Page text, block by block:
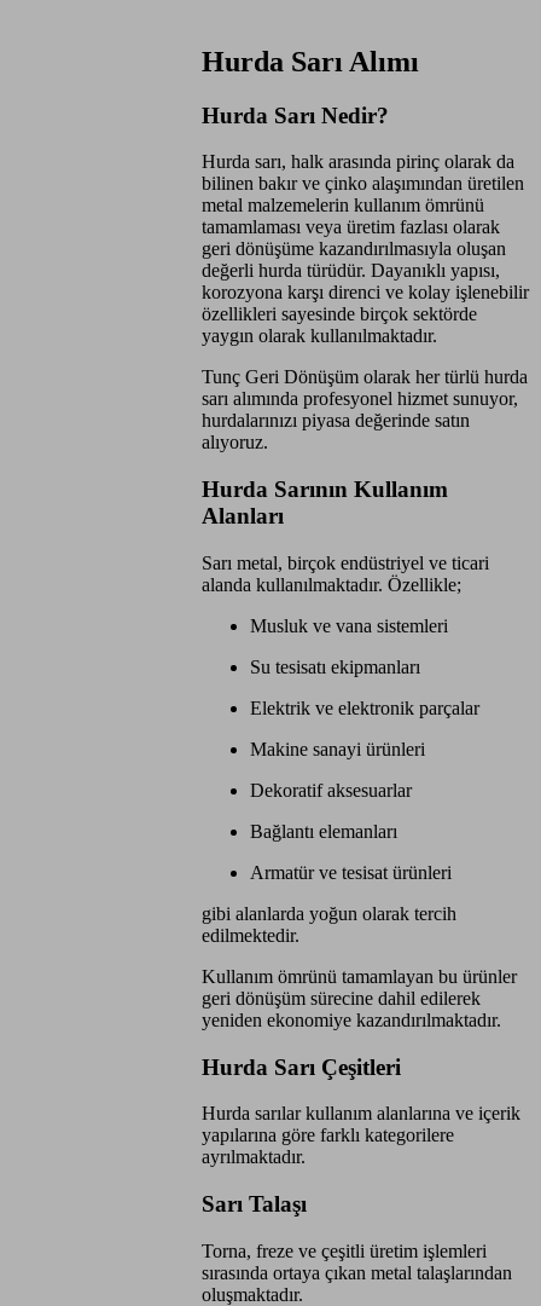
Hurda Sarı Alımı
Hurda Sarı Nedir?
Hurda sarı, halk arasında pirinç olarak da
bilinen bakır ve çinko alaşımından üretilen
metal malzemelerin kullanım ömrünü
tamamlaması veya üretim fazlası olarak
geri dönüşüme kazandırılmasıyla oluşan
değerli hurda türüdür. Dayanıklı yapısı,
korozyona karşı direnci ve kolay işlenebilir
özellikleri sayesinde birçok sektörde
yaygın olarak kullanılmaktadır.
Tunç Geri Dönüşüm olarak her türlü hurda
sarı alımında profesyonel hizmet sunuyor,
hurdalarınızı piyasa değerinde satın
alıyoruz.
Hurda Sarının Kullanım
Alanları
Sarı metal, birçok endüstriyel ve ticari
alanda kullanılmaktadır. Özellikle;
Musluk ve vana sistemleri
Su tesisatı ekipmanları
Elektrik ve elektronik parçalar
Makine sanayi ürünleri
Dekoratif aksesuarlar
Bağlantı elemanları
Armatür ve tesisat ürünleri
gibi alanlarda yoğun olarak tercih
edilmektedir.
Kullanım ömrünü tamamlayan bu ürünler
geri dönüşüm sürecine dahil edilerek
yeniden ekonomiye kazandırılmaktadır.
Hurda Sarı Çeşitleri
Hurda sarılar kullanım alanlarına ve içerik
yapılarına göre farklı kategorilere
ayrılmaktadır.
Sarı Talaşı
Torna, freze ve çeşitli üretim işlemleri
sırasında ortaya çıkan metal talaşlarından
oluşmaktadır.